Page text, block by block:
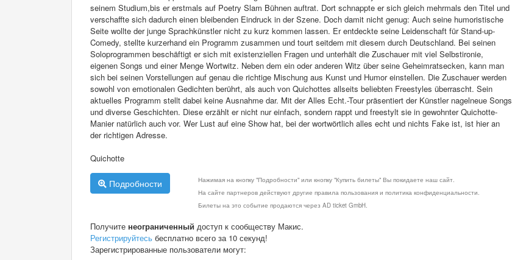
seinem Studium,bis er erstmals auf Poetry Slam Bühnen auftrat. Dort schnappte er sich gleich mehrmals den Titel und
verschaffte sich dadurch einen bleibenden Eindruck in der Szene. Doch damit nicht genug: Auch seine humoristische
Seite wollte der junge Sprachkünstler nicht zu kurz kommen lassen. Er entdeckte seine Leidenschaft für Stand-up-
Comedy, stellte kurzerhand ein Programm zusammen und tourt seitdem mit diesem durch Deutschland. Bei seinen
Soloprogrammen beschäftigt er sich mit existenziellen Fragen und unterhält die Zuschauer mit viel Selbstironie,
eigenen Songs und einer Menge Wortwitz. Neben dem ein oder anderen Witz über seine Geheimratsecken, kann man
sich bei seinen Vorstellungen auf genau die richtige Mischung aus Kunst und Humor einstellen. Die Zuschauer werden
sowohl von emotionalen Gedichten berührt, als auch von Quichottes allseits beliebten Freestyles überrascht. Sein
aktuelles Programm stellt dabei keine Ausnahme dar. Mit der Alles Echt.-Tour präsentiert der Künstler nagelneue Songs
und diverse Geschichten. Diese erzählt er nicht nur einfach, sondern rappt und freestylt sie in gewohnter Quichotte-
Manier natürlich auch vor. Wer Lust auf eine Show hat, bei der wortwörtlich alles echt und nichts Fake ist, ist hier an
der richtigen Adresse.
Quichotte
Подробности
Нажимая на кнопку "Подробности" или кнопку "Купить билеты" Вы покидаете наш сайт.
На сайте партнеров действуют другие правила пользования и политика конфиденциальности.
Билеты на это событие продаются через AD ticket GmbH.
Получите неограниченный доступ к сообществу Макис.
Регистрируйтесь бесплатно всего за 10 секунд!
Зарегистрированные пользователи могут: